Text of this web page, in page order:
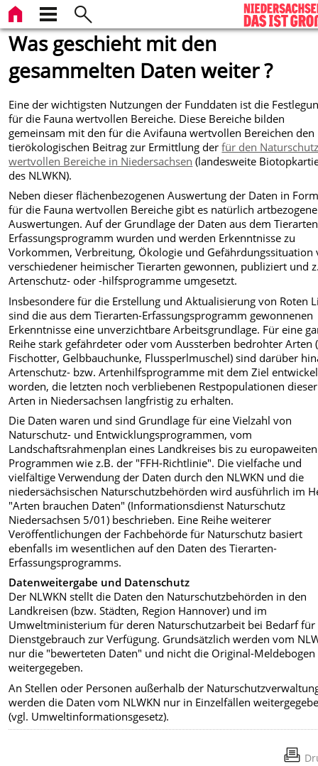
Was geschieht mit den
gesammelten Daten weiter ?
Eine der wichtigsten Nutzungen der Funddaten ist die
für die Fauna wertvollen Bereiche. Diese Bereiche bilden
gemeinsam mit den für die Avifauna wertvollen Bereichen den
tierökologischen Beitrag zur Ermittlung derfür den
wertvollen Bereiche in Niedersachsen (landesweite
des NLWKN).
Neben dieser flächenbezogenen Auswertung der Daten in
für die Fauna wertvollen Bereiche gibt es natürlich artbezogene
Auswertungen. Auf der Grundlage der Daten aus dem
Erfassungsprogramm wurden und werden Erkenntnisse zu
Vorkommen, Verbreitung, Ökologie und Gefährdungssituation
verschiedener heimischer Tierarten gewonnen, publiziert und
Artenschutz- oder -hilfsprogramme umgesetzt.
Insbesondere für die Erstellung und Aktualisierung von Roten
sind die aus dem Tierarten-Erfassungsprogramm gewonnenen
Erkenntnisse eine unverzichtbare Arbeitsgrundlage. Für eine
Reihe stark gefährdeter oder vom Aussterben bedrohter Arten
Fischotter, Gelbbauchunke, Flussperlmuschel) sind darüber
Artenschutz- bzw. Artenhilfsprogramme mit dem Ziel
worden, die letzten noch verbliebenen Restpopulationen dieser
Arten in Niedersachsen langfristig zu erhalten.
Die Daten waren und sind Grundlage für eine Vielzahl von
Naturschutz- und Entwicklungsprogrammen, vom
Landschaftsrahmenplan eines Landkreises bis zu europaweiten
Programmen wie z.B. der "FFH-Richtlinie". Die vielfache und
vielfältige Verwendung der Daten durch den NLWKN und die
niedersächsischen Naturschutzbehörden wird ausführlich im
"Arten brauchen Daten" (Informationsdienst Naturschutz
Niedersachsen 5/01) beschrieben. Eine Reihe weiterer
Veröffentlichungen der Fachbehörde für Naturschutz basiert
ebenfalls im wesentlichen auf den Daten des Tierarten-
Erfassungsprogramms.
Datenweitergabe und Datenschutz
Der NLWKN stellt die Daten den Naturschutzbehörden in den
Landkreisen (bzw. Städten, Region Hannover) und im
Umweltministerium für deren Naturschutzarbeit bei Bedarf für
Dienstgebrauch zur Verfügung. Grundsätzlich werden vom
nur die "bewerteten Daten" und nicht die Original-Meldebogen
weitergegeben.
An Stellen oder Personen außerhalb der
werden die Daten vom NLWKN nur in Einzelfällen
(vgl. Umweltinformationsgesetz).